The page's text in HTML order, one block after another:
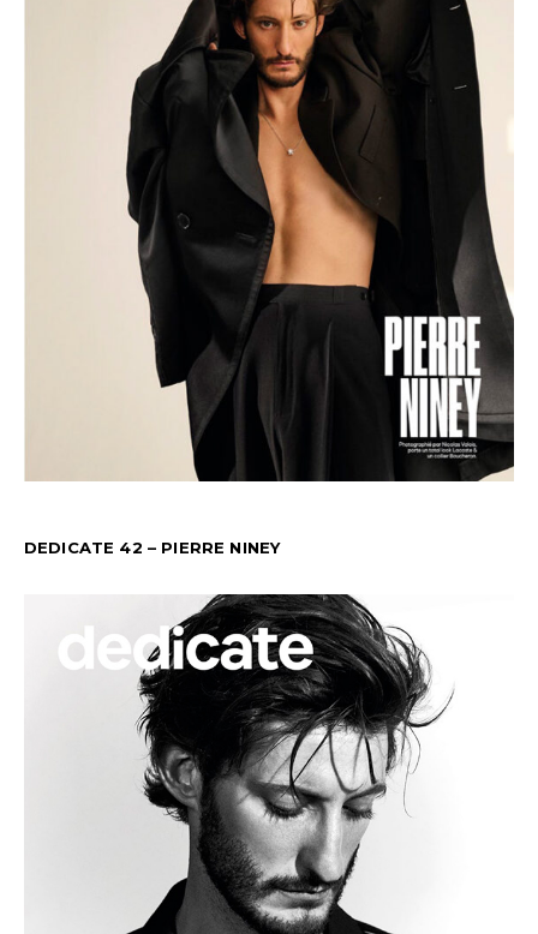
DEDICATE 42 – PIERRE NINEY